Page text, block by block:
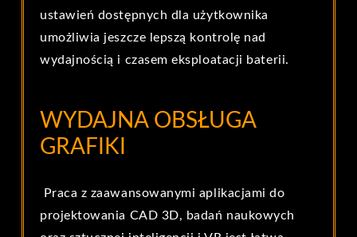
ustawień dostępnych dla użytkownika
umożliwia jeszcze lepszą kontrolę nad
wydajnością i czasem eksploatacji baterii.
WYDAJNA OBSŁUGA
GRAFIKI
Praca z zaawansowanymi aplikacjami do
projektowania CAD 3D, badań naukowych